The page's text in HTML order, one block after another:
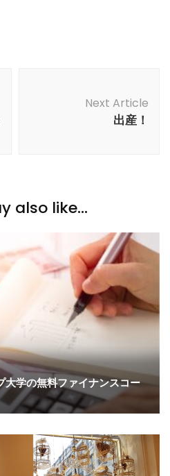
Next Article
出産！
also like...
大学の無料ファイナンスコー